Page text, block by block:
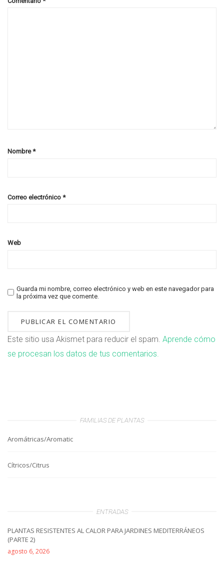
Nombre*
Correo electrónico *
Web
Guarda mi nombre, correo electrónico y web en este navegador para
la próxima vez que comente.
Este sitio usa Akismet para reducir el spam. Aprende cómo
se procesan los datos de tus comentarios.
FAMILIAS DE PLANTAS
Aromátricas/Aromatic
Cítricos/Citrus
ENTRADAS
PLANTAS RESISTENTES AL CALOR PARA JARDINES MEDITERRÁNEOS
(PARTE 2)
agosto 6, 2026